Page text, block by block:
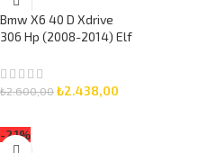
Bmw X6 40 D Xdrive
306 Hp (2008-2014) Elf
Yağlı Bakım Seti 3 Parça
Set
₺2.600,00₺2.438,00
-21%